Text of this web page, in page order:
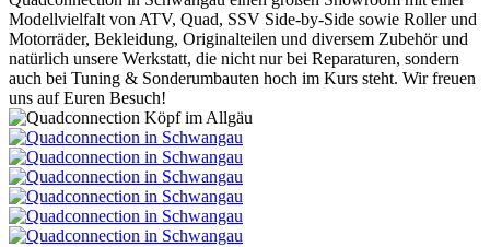
Modellvielfalt von ATV, Quad, SSV Side-by-Side sowie Roller und
Motorräder, Bekleidung, Originalteilen und diversem Zubehör und
natürlich unsere Werkstatt, die nicht nur bei Reparaturen, sondern
auch bei Tuning & Sonderumbauten hoch im Kurs steht. Wir freuen
uns auf Euren Besuch!